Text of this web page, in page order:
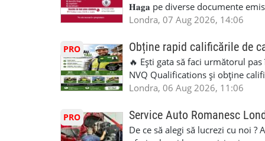
𝐇𝐚𝐠𝐚 pe diverse documente
căsătorie) ♦ 𝐩𝐫𝐨𝐜𝐮𝐫𝐢 ♦
împrumut în România) ♦ 𝐭𝐫𝐚𝐝𝐮𝐜𝐞𝐫𝐢
judiciar din România ♦Certificat
Identificari (ex.ID1) Legal, fără
sâmbăta 🕒 Program: • Luni -
Telefon/WhatsApp: 0792 831
#declaratiidecalatorie
Londra, 07 Aug 2026, 14:06
PRO Obține rapid calificările de
🔥 Ești gata să faci următorul
NVQ Qualifications și obține
Calificări recunoscute în UK ✅
competențele 👷 Indiferent dacă
oficială, noi te ajutăm să alegi
Londra, 06 Aug 2026, 11:06
PRO Service Auto Romanesc
De ce să alegi să lucrezi cu noi